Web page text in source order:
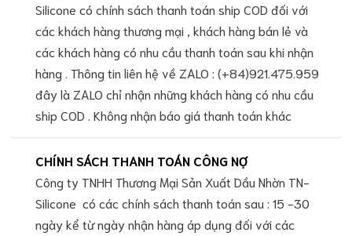
Silicone có chính sách thanh toán ship COD đối với
các khách hàng thương mại , khách hàng bán lẻ và
các khách hàng có nhu cầu thanh toán sau khi nhận
hàng . Thông tin liên hệ về ZALO : (+84)921.475.959
đây là ZALO chỉ nhận những khách hàng có nhu cầu
ship COD . Không nhận báo giá thanh toán khác
CHÍNH SÁCH THANH TOÁN CÔNG NỢ
Công ty TNHH Thương Mại Sản Xuất Dầu Nhờn TN-
Silicone có các chính sách thanh toán sau : 15 -30
ngày kể từ ngày nhận hàng áp dụng đối với các